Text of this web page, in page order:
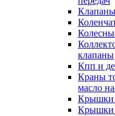
клапаны
Кпп и
Краны
масло
Крышки
Крышки